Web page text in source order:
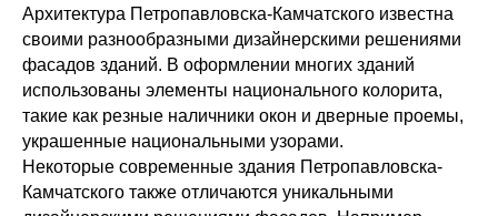
Архитектура Петропавловска-Камчатского известна
своими разнообразными дизайнерскими решениями
фасадов зданий. В оформлении многих зданий
использованы элементы национального колорита,
такие как резные наличники окон и дверные проемы,
украшенные национальными узорами.
Некоторые современные здания Петропавловска-
Камчатского также отличаются уникальными